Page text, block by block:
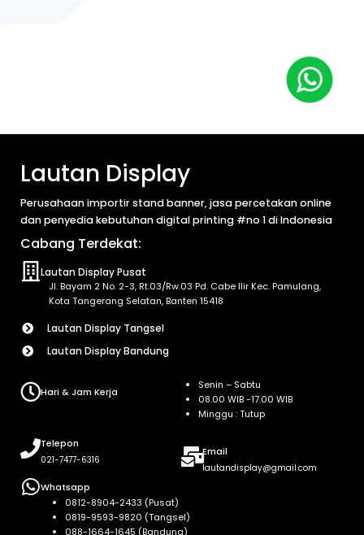
Lautan Display
Perusahaan importir stand banner, jasa percetakan online
dan penyedia kebutuhan digital printing #no 1 di Indonesia
Cabang Terdekat:
Lautan Display Pusat
Jl. Bayam 2 No. 2-3, Rt.03/Rw.03 Pd. Cabe Ilir Kec. Pamulang,
Kota Tangerang Selatan, Banten 15418
Lautan Display Tangsel
Lautan Display Bandung
Hari & Jam Kerja
Senin – Sabtu
08.00 WIB -17.00 WIB
Minggu : Tutup
Telepon
021-7477-6316
Email
lautandisplay@gmail.com
Whatsapp
0812-8904-2433 (Pusat)
0819-9593-9820 (Tangsel)
088-1664-1645 (Bandung)